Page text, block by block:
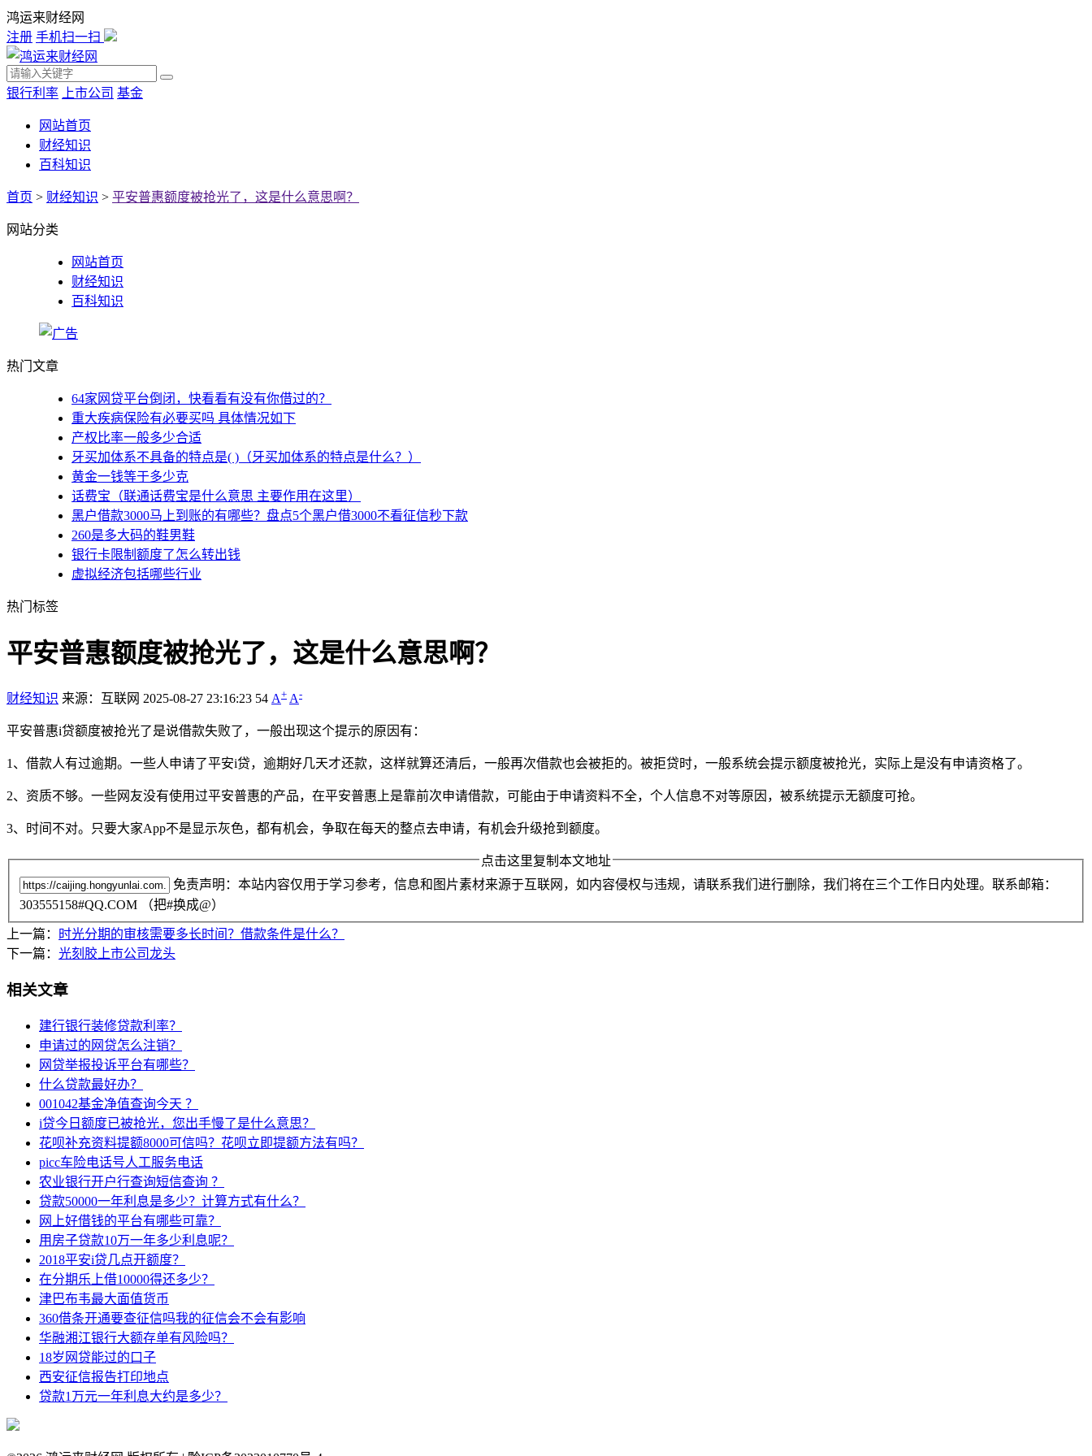
鸿运来财经网
注册 手机扫一扫
银行利率 上市公司 基金
网站首页
财经知识
百科知识
首页 > 财经知识 > 平安普惠额度被抢光了，这是什么意思啊？
网站分类
网站首页
财经知识
百科知识
热门文章
64家网贷平台倒闭，快看看有没有你借过的？
重大疾病保险有必要买吗 具体情况如下
产权比率一般多少合适
牙买加体系不具备的特点是( )（牙买加体系的特点是什么？）
黄金一钱等于多少克
话费宝（联通话费宝是什么意思 主要作用在这里）
黑户借款3000马上到账的有哪些？盘点5个黑户借3000不看征信秒下款
260是多大码的鞋男鞋
银行卡限制额度了怎么转出钱
虚拟经济包括哪些行业
热门标签
平安普惠额度被抢光了，这是什么意思啊？
财经知识 来源：互联网 2025-08-27 23:16:23 54 A+ A-
平安普惠i贷额度被抢光了是说借款失败了，一般出现这个提示的原因有：
1、借款人有过逾期。一些人申请了平安i贷，逾期好几天才还款，这样就算还清后，一般再次借款也会被拒的。被拒贷时，一般系统会提示额度被抢光，实际上是没有申请资格了。
2、资质不够。一些网友没有使用过平安普惠的产品，在平安普惠上是靠前次申请借款，可能由于申请资料不全，个人信息不对等原因，被系统提示无额度可抢。
3、时间不对。只要大家App不是显示灰色，都有机会，争取在每天的整点去申请，有机会升级抢到额度。
点击这里复制本文地址
免责声明：本站内容仅用于学习参考，信息和图片素材来源于互联网，如内容侵权与违规，请联系我们进行删除，我们将在三个工作日内处理。联系邮箱：
303555158#QQ.COM （把#换成@）
上一篇：
时光分期的审核需要多长时间？借款条件是什么？
下一篇： 光刻胶上市公司龙头
相关文章
建行银行装修贷款利率？
申请过的网贷怎么注销？
网贷举报投诉平台有哪些？
什么贷款最好办？
001042基金净值查询今天 ？
i贷今日额度已被抢光，您出手慢了是什么意思？
花呗补充资料提额8000可信吗？花呗立即提额方法有吗？
picc车险电话号人工服务电话
农业银行开户行查询短信查询 ？
贷款50000一年利息是多少？计算方式有什么？
网上好借钱的平台有哪些可靠？
用房子贷款10万一年多少利息呢？
2018平安i贷几点开额度？
在分期乐上借10000得还多少？
津巴布韦最大面值货币
360借条开通要查征信吗我的征信会不会有影响
华融湘江银行大额存单有风险吗？
18岁网贷能过的口子
西安征信报告打印地点
贷款1万元一年利息大约是多少？